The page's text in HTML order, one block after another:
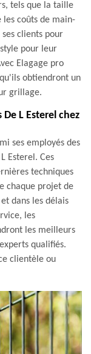
tels que la taille
coûts de main-
clients pour
pour leur
Elagage pro
obtiendront un
grillage.
L Esterel chez
ses employés des
Esterel. Ces
techniques
chaque projet de
dans les délais
les
les meilleurs
qualifiés.
clientèle ou